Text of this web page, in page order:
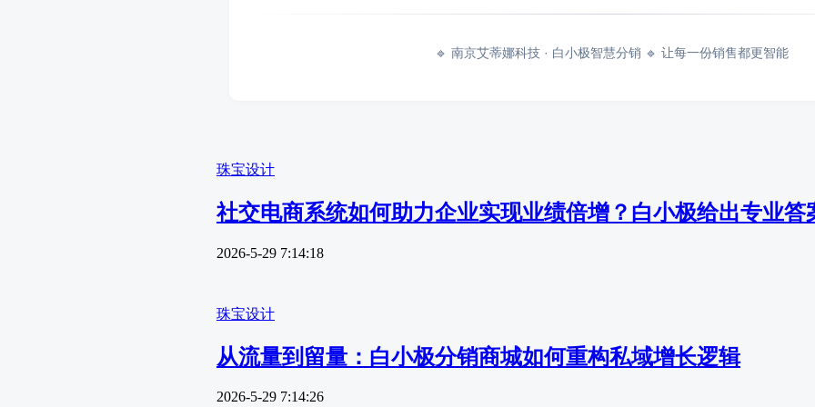
🔹 南京艾蒂娜科技 · 白小极智慧分销 🔹 让每一份销售都更智能
珠宝设计
社交电商系统如何助力企业实现业绩倍增？白小极给出专业答
2026-5-29 7:14:18
珠宝设计
从流量到留量：白小极分销商城如何重构私域增长逻辑
2026-5-29 7:14:26